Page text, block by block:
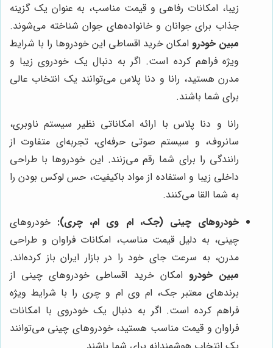
زیبا، امکانات رفاهی و قیمت مناسب، به عنوان یک گزینه
جذاب برای جوانان و خانواده‌های جوان شناخته می‌شوند.
مبین خودرو امکان خرید اقساطی این خودروها را با شرایط
ویژه فراهم کرده است. اگر به دنبال یک خودروی زیبا و
مدرن هستید، رانا و دنا پلاس می‌توانند یک انتخاب عالی
برای شما باشند.
رانا و دنا پلاس با ارائه امکاناتی نظیر سیستم ناوبری،
سانروف، و سیستم صوتی حرفه‌ای، تجربه‌ای متفاوت از
رانندگی را برای شما رقم می‌زنند. این خودروها با طراحی
داخلی زیبا و استفاده از مواد باکیفیت، حس لوکس بودن را
به شما القا می‌کنند.
خودروهای چینی (جک، ام وی ام، چری): خودروهای
چینی، به دلیل قیمت مناسب، امکانات فراوان و طراحی
مدرن، به سرعت جای خود را در بازار ایران باز کرده‌اند.
مبین خودرو امکان خرید اقساطی خودروهای چینی از
برندهای معتبر جک، ام وی ام و چری را با شرایط ویژه
فراهم کرده است. اگر به دنبال یک خودروی با امکانات
فراوان و قیمت مناسب هستید، خودروهای چینی می‌توانند